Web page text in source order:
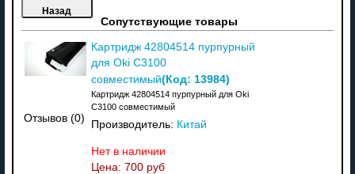
Сопутствующие товары
Отзывов (0)
Картридж 42804514 пурпурный
для Oki C3100
совместимый(Код: 13984)
Картридж 42804514 пурпурный для Oki
C3100 совместимый
Производитель: Китай
Нет в наличии
Цена: 700 руб